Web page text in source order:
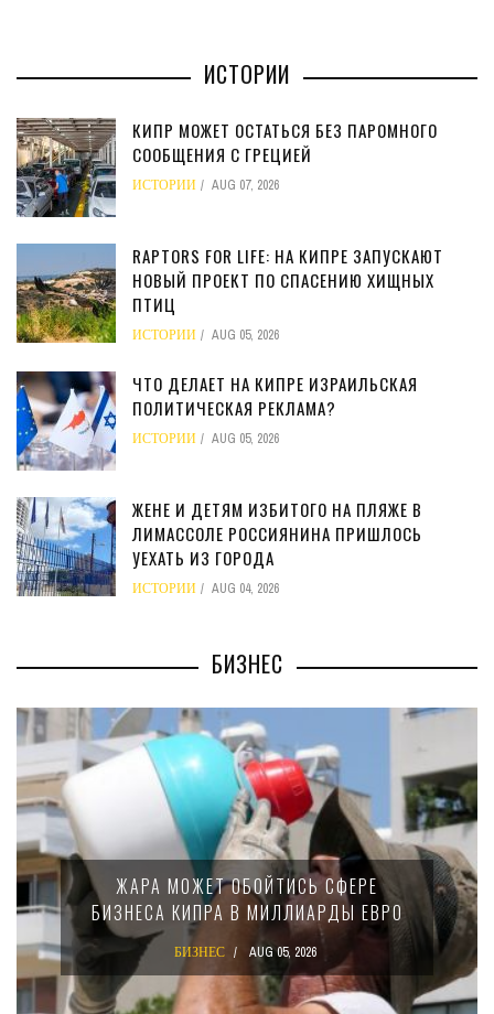
ИСТОРИИ
КИПР МОЖЕТ ОСТАТЬСЯ БЕЗ ПАРОМНОГО
СООБЩЕНИЯ С ГРЕЦИЕЙ
ИСТОРИИ AUG 07, 2026
RAPTORS FOR LIFE: НА КИПРЕ ЗАПУСКАЮТ
НОВЫЙ ПРОЕКТ ПО СПАСЕНИЮ ХИЩНЫХ
ПТИЦ
ИСТОРИИ AUG 05, 2026
ЧТО ДЕЛАЕТ НА КИПРЕ ИЗРАИЛЬСКАЯ
ПОЛИТИЧЕСКАЯ РЕКЛАМА?
ИСТОРИИ AUG 05, 2026
ЖЕНЕ И ДЕТЯМ ИЗБИТОГО НА ПЛЯЖЕ В
ЛИМАССОЛЕ РОССИЯНИНА ПРИШЛОСЬ
УЕХАТЬ ИЗ ГОРОДА
ИСТОРИИ AUG 04, 2026
БИЗНЕС
ЖАРА МОЖЕТ ОБОЙТИСЬ СФЕРЕ
БИЗНЕСА КИПРА В МИЛЛИАРДЫ ЕВРО
БИЗНЕС AUG 05, 2026